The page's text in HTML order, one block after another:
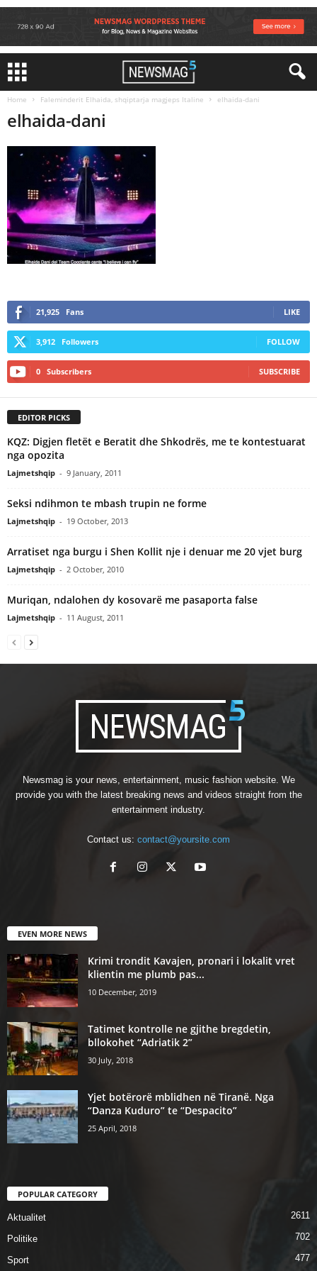
Home Faleminderit Elhaida, shqiptarja magjeps Italine elhaida-dani
elhaida-dani
21,925 Fans LIKE
3,912 Followers FOLLOW
0 Subscribers SUBSCRIBE
EDITOR PICKS
KQZ: Digjen fletët e Beratit dhe Shkodrës, me te kontestuarat
nga opozita
Lajmetshqip - 9 January, 2011
Seksi ndihmon te mbash trupin ne forme
Lajmetshqip - 19 October, 2013
Arratiset nga burgu i Shen Kollit nje i denuar me 20 vjet burg
Lajmetshqip - 2 October, 2010
Muriqan, ndalohen dy kosovarë me pasaporta false
Lajmetshqip - 11 August, 2011
Newsmag is your news, entertainment, music fashion website. We
provide you with the latest breaking news and videos straight from the
entertainment industry.
Contact us: contact@yoursite.com
EVEN MORE NEWS
Krimi trondit Kavajen, pronari i lokalit vret
klientin me plumb pas...
10 December, 2019
Tatimet kontrolle ne gjithe bregdetin,
bllokohet “Adriatik 2”
30 July, 2018
Yjet botërorë mblidhen në Tiranë. Nga
“Danza Kuduro” te “Despacito”
25 April, 2018
POPULAR CATEGORY
Aktualitet 2611
Politike 702
Sport 477